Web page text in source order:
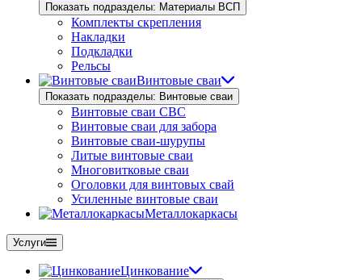
Показать подразделы: Материалы ВСП
Комплекты скрепления
Накладки
Подкладки
Рельсы
Винтовые сваи
Показать подразделы: Винтовые сваи
Винтовые сваи СВС
Винтовые сваи для забора
Винтовые сваи-шурупы
Литые винтовые сваи
Многовитковые сваи
Оголовки для винтовых свай
Усиленные винтовые сваи
Металлокаркасы
Услуги
Цинкование